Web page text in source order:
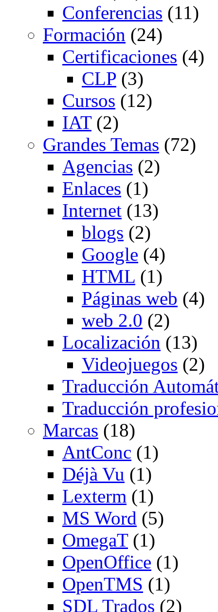
Conferencias (11)
Formación (24)
Certificaciones (4)
CLP (3)
Cursos (12)
IAT(2)
Grandes Temas (72)
Agencias (2)
Enlaces (1)
Internet (13)
blogs (2)
Google (4)
HTML (1)
Páginas web (4)
web 2.0 (2)
Localización (13)
Videojuegos (2)
Traducción
Traducción
Marcas (18)
AntConc (1)
Déjà Vu (1)
Lexterm (1)
MS Word (5)
OmegaT(1)
OpenOffice (1)
OpenTMS (1)
SDL Trados (2)